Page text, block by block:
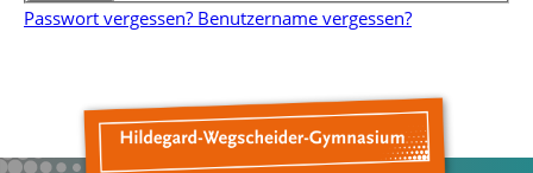
Passwort vergessen? Benutzername vergessen?